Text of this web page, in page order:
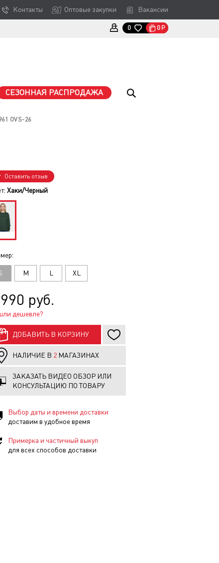
Контакты Оптовые закупки Вакансии
0 0 Р
СЕЗОННАЯ РАСПРОДАЖА
OVS-26
Оставить отзыв
Хаки/Черный
M L XL
руб.
дешевле?
ДОБАВИТЬ В КОРЗИНУ
НАЛИЧИЕ В 2 МАГАЗИНАХ
ЗАКАЗАТЬ ВИДЕО ОБЗОР ИЛИ
КОНСУЛЬТАЦИЮ ПО ТОВАРУ
Выбор даты и времени доставки
доставим в удобное время
Примерка и частичный выкуп
для всех способов доставки